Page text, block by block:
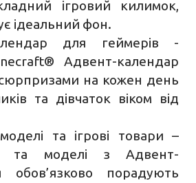
ігровий килимок,
ідеальний фон.
для геймерів -
Адвент-календар
на кожен день
та дівчаток віком від
та ігрові товари –
та моделі з Адвент-
обов’язково порадують